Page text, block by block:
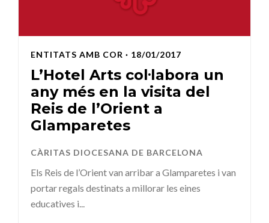
ENTITATS AMB COR · 18/01/2017
L’Hotel Arts col·labora un
any més en la visita del
Reis de l’Orient a
Glamparetes
CÀRITAS DIOCESANA DE BARCELONA
Els Reis de l’Orient van arribar a Glamparetes i van
portar regals destinats a millorar les eines
educatives i...